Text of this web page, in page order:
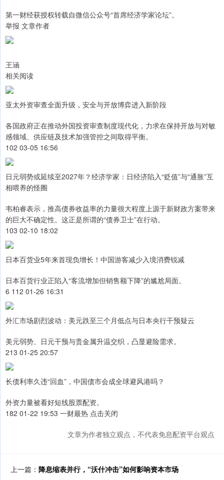
第一财经获授权转载自微信公众号“首席经济学家论坛”。
举报 文章作者
王涵
相关阅读
亚太外资审查全面升级，安全与开放博弈进入新阶段
各国政府正在推动外国投资审查制度现代化，力求在保持开放与对敏
感领域、供应链及技术加强管控之间取得平衡。
102 03-05 16:56
日元弱势或延续至2027年？经济学家：日经济陷入“贬值”与“通胀”互
相喂养的怪圈
韦柏睿表示，推高债券收益率的力量很大程度上源于新财政方案带来
的巨大不确定性。这正是所谓的“债券卫士”在行动。
103 02-10 18:02
日本百货业5年来首现负增长！中国游客减少入境消费锐减
日本百货行业正陷入“客流增加但销售额下降”的尴尬局面。
6 112 01-26 16:31
外汇市场剧烈波动：美元跌至三个月低点与日本央行干预疑云
美元弱势、日元干预与贵金属升温交织，凸显避险需求。
213 01-25 20:57
长债利率久违“回血”，中国债市会成全球避风港吗？
外资力量被看好短线股票配资。
182 01-22 19:53 一财最热 点击关闭
文章为作者独立观点，不代表免息配资平台观点
上一篇： 降息缩表并行，“沃什冲击”如何影响资本市场